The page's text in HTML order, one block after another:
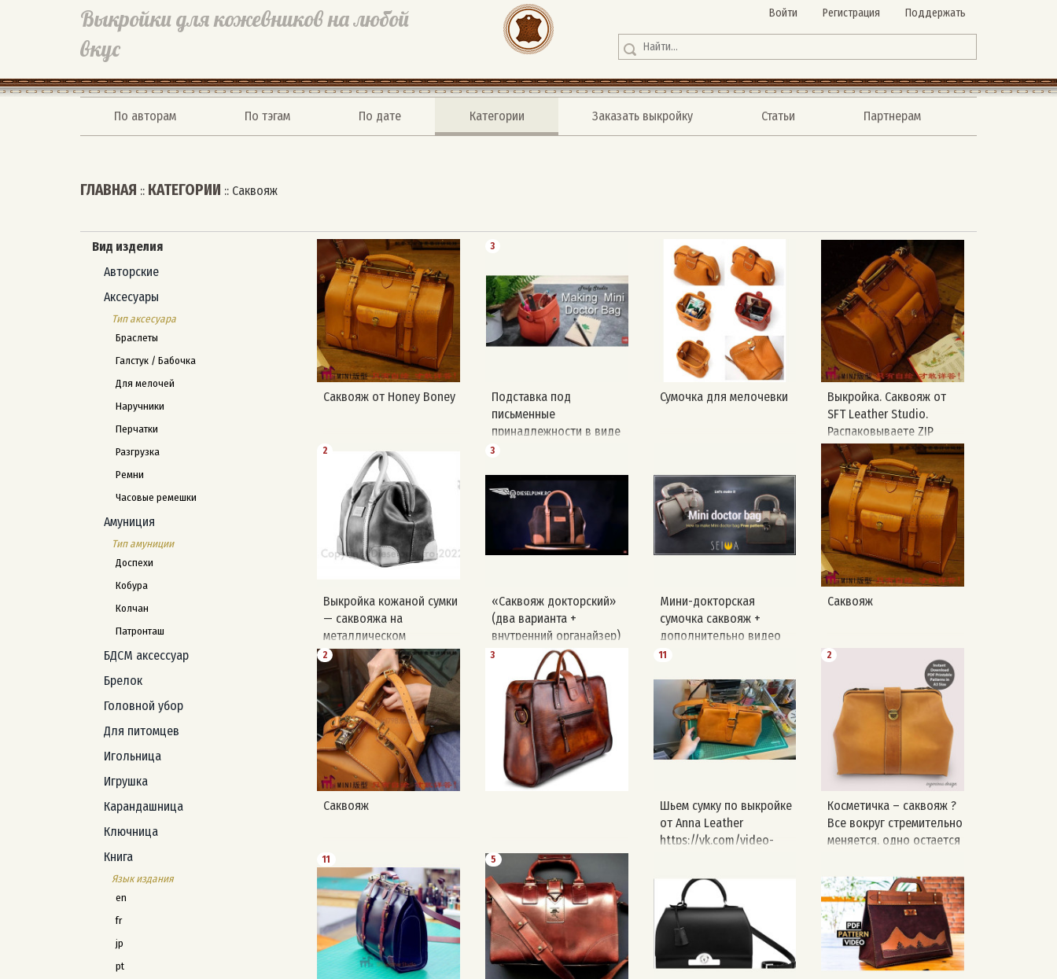
Выкройки для кожевников на любой
вкус
Войти Регистрация Поддержать
По авторам По тэгам По дате Категории Заказать выкройку Статьи Партнерам
ГЛАВНАЯ :: КАТЕГОРИИ :: Саквояж
Вид изделия
Авторские
Аксесуары
Тип аксесуара
Браслеты
Галстук / Бабочка
Для мелочей
Наручники
Перчатки
Разгрузка
Ремни
Часовые ремешки
Амуниция
Тип амуниции
Доспехи
Кобура
Колчан
Патронташ
БДСМ аксессуар
Брелок
Головной убор
Для питомцев
Игольница
Игрушка
Карандашница
Ключница
Книга
Язык издания
en
fr
jp
pt
Саквояж от Honey Boney
3
Подставка под
письменные
принадлежности в виде
саквояжа
Сумочка для мелочевки
Выкройка. Саквояж от
SFT Leather Studio.
Распаковываете ZIP
формат и там будут PDF
файлы 👇🏻
2
Выкройка кожаной сумки
— саквояжа на
металлическом
механизме закрывания
3
«Саквояж докторский»
(два варианта +
внутренний органайзер)
#сумка
Мини-докторская
сумочка саквояж +
дополнительно видео
изготовление ручки +
канала SEIWA KOREA
Страна: Республика
Корея
youtube.com/@SEIWAKOREA
#саквояж
#саквояждоктора
#саквояжизкожи
Саквояж
2
Саквояж
3 11
Шьем сумку по выкройке
от Anna Leather
https://vk.com/video-
2
Косметичка – саквояж ?
Все вокруг стремительно
меняется, одно остается
мы оставили внутри
поста ✂ источник:
neovima
11 5